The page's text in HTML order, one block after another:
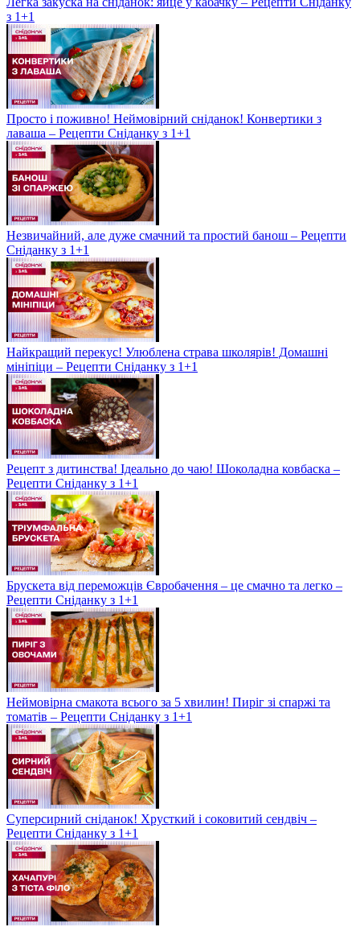
з 1+1
Просто і поживно! Неймовірний сніданок! Конвертики з
лаваша – Рецепти Сніданку з 1+1
Незвичайний, але дуже смачний та простий банош – Рецепти
Сніданку з 1+1
Найкращий перекус! Улюблена страва школярів! Домашні
мініпіци – Рецепти Сніданку з 1+1
Рецепт з дитинства! Ідеально до чаю! Шоколадна ковбаска –
Рецепти Сніданку з 1+1
Брускета від переможців Євробачення – це смачно та легко –
Рецепти Сніданку з 1+1
Неймовірна смакота всього за 5 хвилин! Пиріг зі спаржі та
томатів – Рецепти Сніданку з 1+1
Суперсирний сніданок! Хрусткий і соковитий сендвіч –
Рецепти Сніданку з 1+1